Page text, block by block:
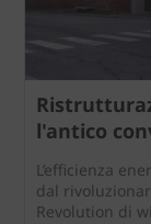
l'antico
L’efficienza
dal
Revolution di